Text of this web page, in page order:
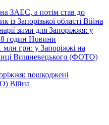
ЗАЕС, а потім став до
із Запорізької області Війна
зими для Запоріжжя: у
годин Новини
млн грн: у Запоріжжі на
Вишневецького (ФОТО)
пошкоджені
Війна